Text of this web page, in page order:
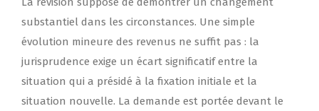
substantiel dans les circonstances. Une simple
évolution mineure des revenus ne suffit pas : la
jurisprudence exige un écart significatif entre la
situation qui a présidé à la fixation initiale et la
situation nouvelle. La demande est portée devant le